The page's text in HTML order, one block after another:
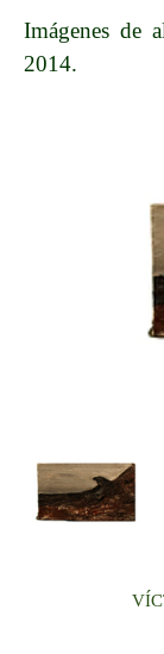
Imágenes de
2014.